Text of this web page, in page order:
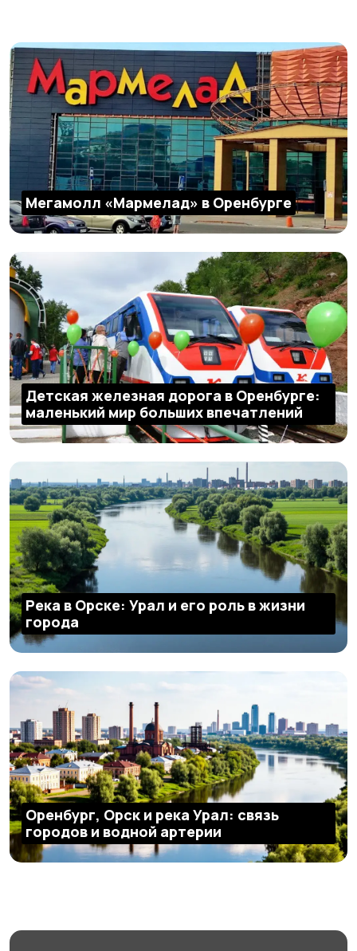
Мегамолл «Мармелад» в Оренбурге
Детская железная дорога в Оренбурге:
маленький мир больших впечатлений
Река в Орске: Урал и его роль в жизни
города
Оренбург, Орск и река Урал: связь
городов и водной артерии